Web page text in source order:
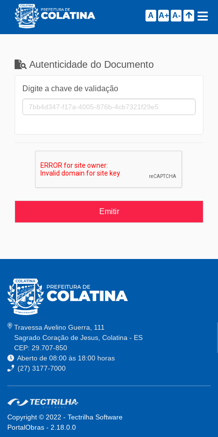
A A+ A-
Autenticidade do Documento
Digite a chave de validação
Travessa Avelino Guerra, 111
Sagrado Coração de Jesus, Colatina - ES
CEP: 29.707-850
Aberto de 08:00 às 18:00 horas
(27) 3177-7000
Copyright © 2022 - Tectrilha Software
PortalObras - 2.18.0.0